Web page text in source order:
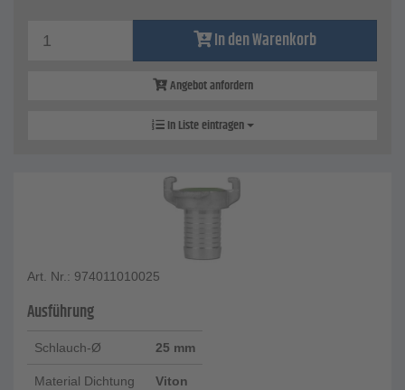
In den Warenkorb
Angebot anfordern
In Liste eintragen
Art. Nr.: 974011010025
Ausführung
Schlauch-Ø 25 mm
Material Dichtung
Viton